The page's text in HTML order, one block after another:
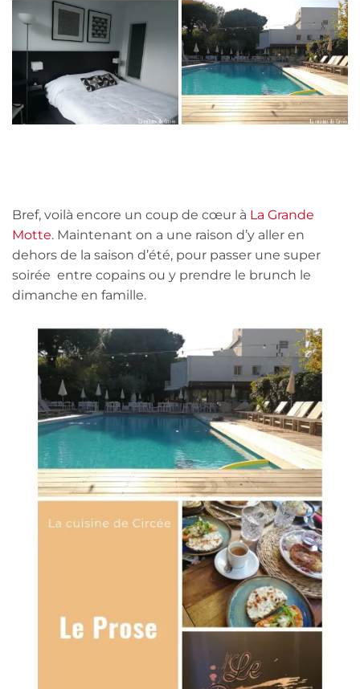
Bref, voilà encore un coup de cœur à La Grande
Motte. Maintenant on a une raison d’y aller en
dehors de la saison d’été, pour passer une super
soirée entre copains ou y prendre le brunch le
dimanche en famille.